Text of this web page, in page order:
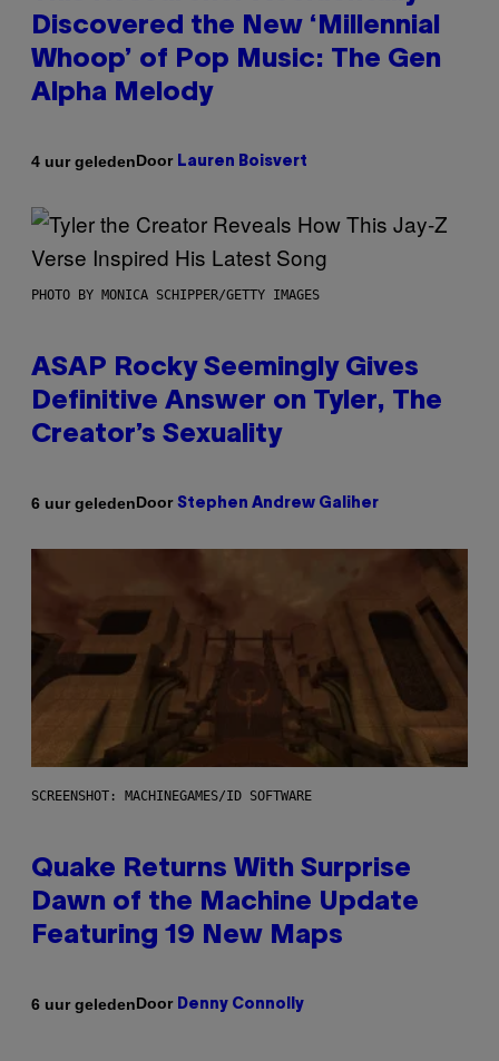
Discovered the New ‘Millennial
Whoop’ of Pop Music: The Gen
Alpha Melody
4 uur geledenDoor Lauren Boisvert
PHOTO BY MONICA SCHIPPER/GETTY IMAGES
ASAP Rocky Seemingly Gives
Definitive Answer on Tyler, The
Creator’s Sexuality
6 uur geledenDoor Stephen Andrew Galiher
SCREENSHOT: MACHINEGAMES/ID SOFTWARE
Quake Returns With Surprise
Dawn of the Machine Update
Featuring 19 New Maps
6 uur geledenDoor Denny Connolly